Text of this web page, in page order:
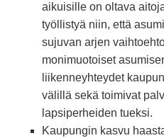
aikuisille on oltava
työllistyä niin, että
sujuvan arjen
monimuotoiset
liikenneyhteydet
välillä sekä toimivat
lapsiperheiden tueksi.
Kaupungin kasvu